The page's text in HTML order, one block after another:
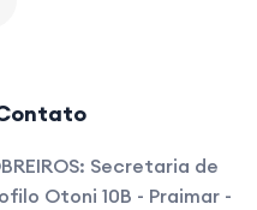
Secretaria de
Otoni 10B - Praimar -